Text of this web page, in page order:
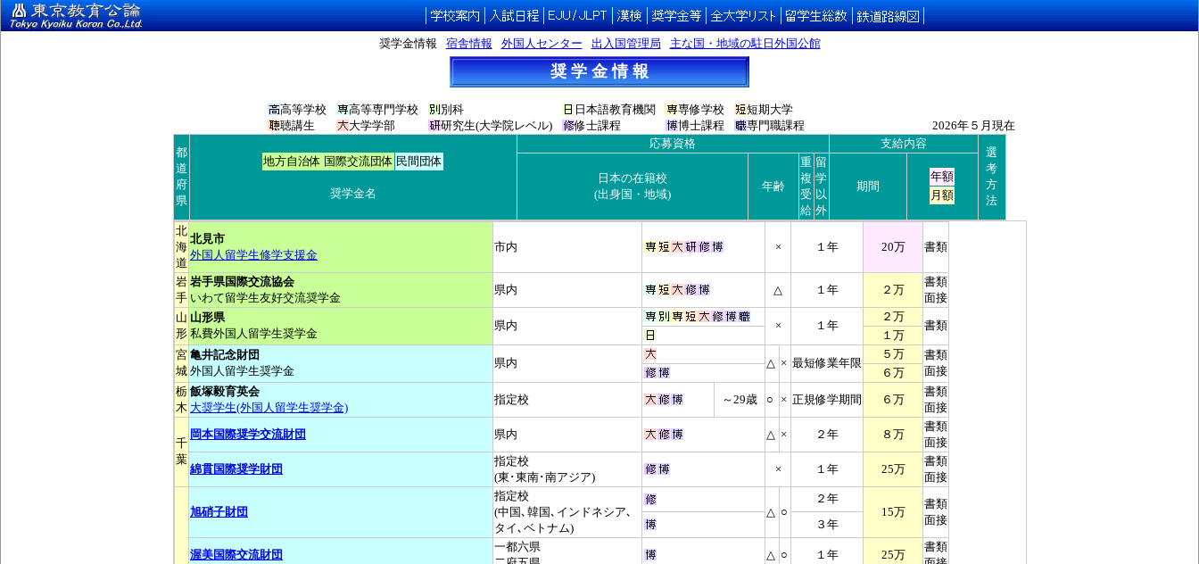
奨学金情報 宿舎情報 外国人センター 出入国管理局 主な国・地域の駐日外国公館
奨 学 金 情 報
高等学校 高等専門学校 別科 日本語教育機関 専修学校
短期大学
聴講生
大学学部 研究生(大学院レベル) 修士課程 博士課程 専門職課程
2026年５月現在
都
道
府
県
地方自治体 国際交流団体 民間団体
奨学金名
応募資格 支給内容
選
考
方
法
日本の在籍校
(出身国・地域)
年齢
重
複
受
給
留
学
以
外
期間
年額
月額